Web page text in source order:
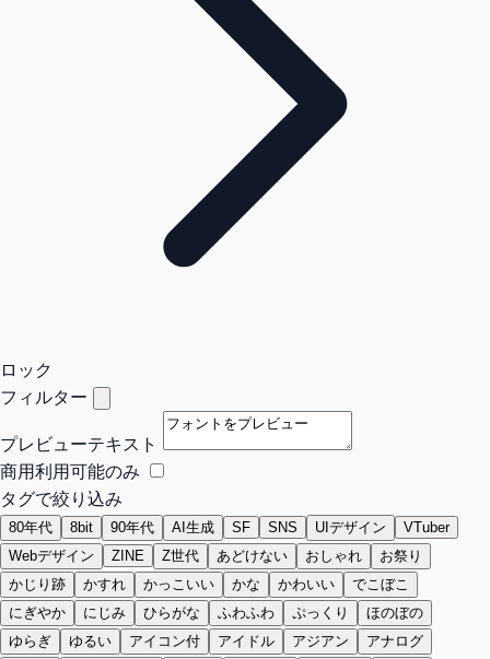
ロック
フィルター
プレビューテキスト
商用利用可能のみ
タグで絞り込み
80年代 8bit 90年代 AI生成 SF SNS UIデザイン
VTuber
Webデザイン
ZINE Z世代 あどけない おしゃれ
お祭り
かじり跡
かすれ かっこいい かな かわいい
でこぼこ
にぎやか
にじみ ひらがな ふわふわ ぷっくり
ほのぼの
ゆらぎ
ゆるい アイコン付 アイドル アジアン
アナログ